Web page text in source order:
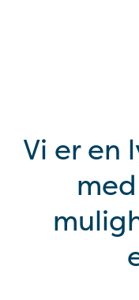
Vi er en